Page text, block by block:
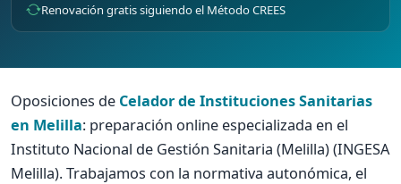
Renovación gratis siguiendo el Método CREES
Oposiciones de Celador de Instituciones Sanitarias
en Melilla: preparación online especializada en el
Instituto Nacional de Gestión Sanitaria (Melilla) (INGESA
Melilla). Trabajamos con la normativa autonómica, el